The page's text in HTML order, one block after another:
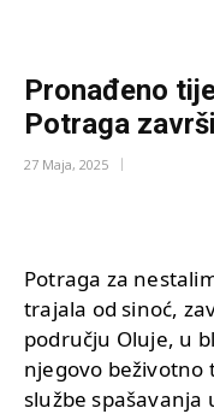
Pronađeno
Potraga
27 Maja, 2025
Potraga za
trajala od sinoć,
području Oluje, u
njegovo beživotno
službe spašavanja